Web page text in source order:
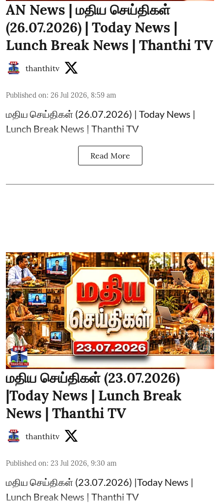
AN News | மதிய செய்திகள்
(26.07.2026) | Today News |
Lunch Break News | Thanthi TV
thanthitv
Published on: 26 Jul 2026, 8:59 am
மதிய செய்திகள் (26.07.2026) | Today News |
Lunch Break News | Thanthi TV
Read More
மதிய செய்திகள் (23.07.2026)
|Today News | Lunch Break
News | Thanthi TV
thanthitv
Published on: 23 Jul 2026, 9:30 am
மதிய செய்திகள் (23.07.2026) |Today News |
Lunch Break News | Thanthi TV